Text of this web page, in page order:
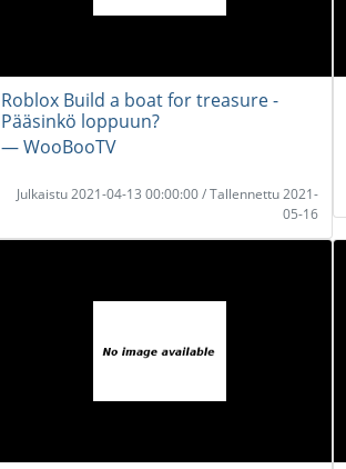
Roblox Build a boat for treasure -
Pääsinkö loppuun?
― WooBooTV
Julkaistu 2021-04-13 00:00:00 / Tallennettu 2021-
05-16